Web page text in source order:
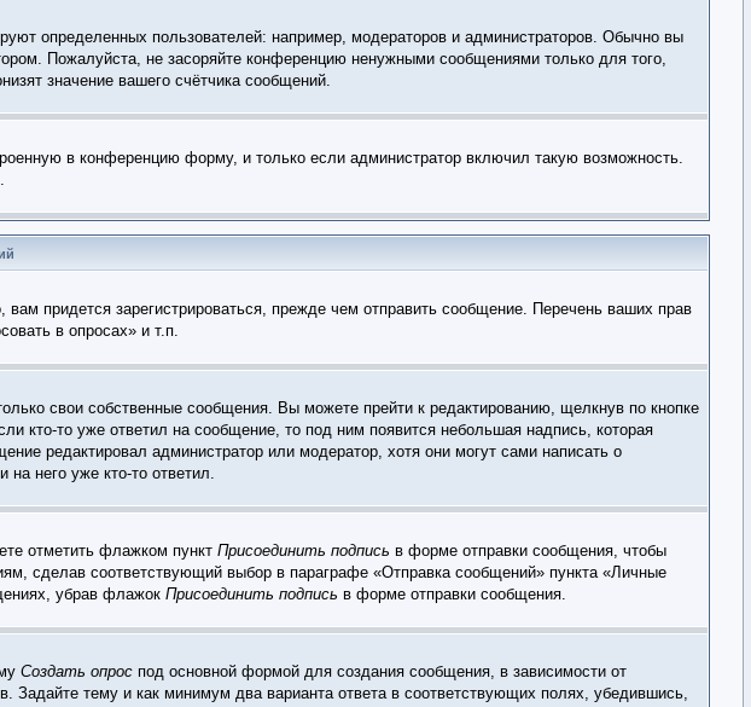
определенных пользователей: например, модераторов и администраторов. Обычно вы
Пожалуйста, не засоряйте конференцию ненужными сообщениями только для того,
значение вашего счётчика сообщений.
в конференцию форму, и только если администратор включил такую возможность.
придется зарегистрироваться, прежде чем отправить сообщение. Перечень ваших прав
в опросах» и т.п.
свои собственные сообщения. Вы можете прейти к редактированию, щелкнув по кнопке
кто-то уже ответил на сообщение, то под ним появится небольшая надпись, которая
редактировал администратор или модератор, хотя они могут сами написать о
него уже кто-то ответил.
отметить флажком пункт Присоединить подпись в форме отправки сообщения, чтобы
сделав соответствующий выбор в параграфе «Отправка сообщений» пункта «Личные
убрав флажок Присоединить подпись в форме отправки сообщения.
Создать опрос под основной формой для создания сообщения, в зависимости от
Задайте тему и как минимум два варианта ответа в соответствующих полях, убедившись,